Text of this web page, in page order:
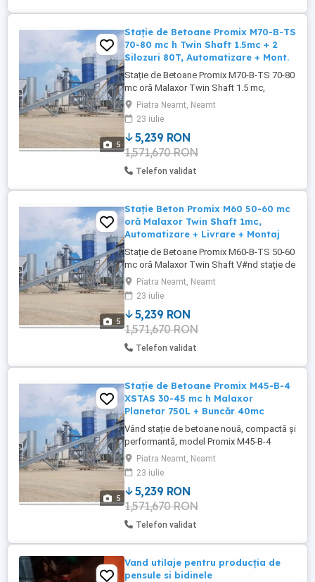
5
Stație de Betoane Promix M70-B-TS
70-80 mc h Twin Shaft 1.5mc + 2
Silozuri 80T, Automatizare + Mont.
Stație de Betoane Promix M70-B-TS 70-80
mc oră Malaxor Twin Shaft 1.5 mc,
Automatizare și Montaj Vând stație de
betoane nouă, completă, model Promix
M70-B-TS, fabricată în România cu
componente premium europene.
Capacitate reală ridicată, ideală pentru
betoniere mari, constructori și producători
...
Piatra Neamt, Neamt
23 iulie
5,239 RON
1,571,670 RON
Telefon validat
5
Stație Beton Promix M60 50-60 mc
oră Malaxor Twin Shaft 1mc,
Automatizare + Livrare + Montaj
Stație de Betoane Promix M60-B-TS 50-60
mc oră Malaxor Twin Shaft V#nd stație de
betoane nouă, completă, model Promix
M60-B-TS, fabricată în România cu
componente premium europene. Ideală
pentru producători de beton, constructori
și betoniere. Specificații tehnice
principale: Capacitate reală: ...
Piatra Neamt, Neamt
23 iulie
5,239 RON
1,571,670 RON
Telefon validat
5
Stație de Betoane Promix M45-B-4
XSTAS 30-45 mc h Malaxor
Planetar 750L + Buncăr 40mc
Vând stație de betoane nouă, compactă și
performantă, model Promix M45-B-4
XSTAS, fabricată în România cu
componente premium europene. Ideală
pentru betoniere medii, constructori,
producători de prefabricate și lucrări de
beton. Specificații tehnice principale:
Capacitate reală: 30-45 m oră Malaxor ...
Piatra Neamt, Neamt
23 iulie
5,239 RON
1,571,670 RON
Telefon validat
Vand utilaje pentru producția de
pensule si bidinele